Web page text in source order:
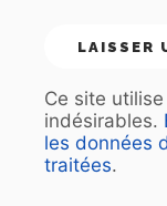
Ce site
indésirables.
les données
traitées.